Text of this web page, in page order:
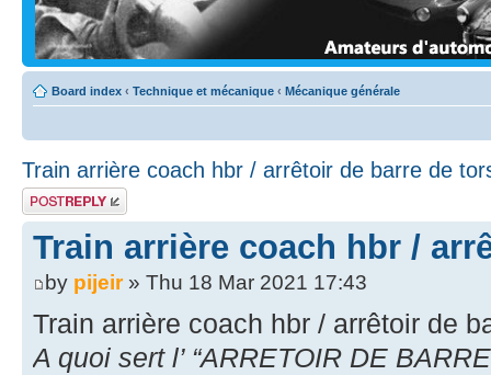
Board index ‹ Technique et mécanique ‹ Mécanique générale
Train arrière coach hbr / arrêtoir de barre de
Post a reply
Train arrière coach hbr /
by pijeir» Thu 18 Mar 2021 17:43
Train arrière coach hbr / arrêtoir de
A quoi sert l’ “ARRETOIR DE